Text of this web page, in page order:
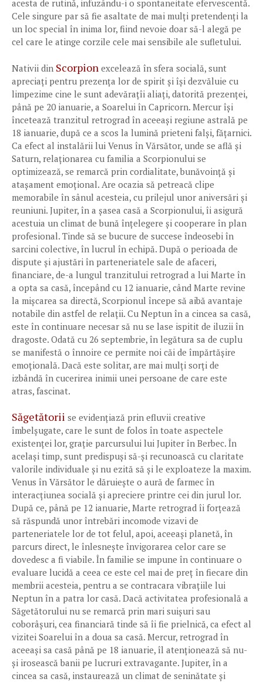
acesta de rutină, infuzându-i o spontaneitate efervescentă.
Cele singure par să fie asaltate de mai mulți pretendenți la
un loc special în inima lor, fiind nevoie doar să-l alegă pe
cel care le atinge corzile cele mai sensibile ale sufletului.
Nativii din Scorpion excelează în sfera socială, sunt
apreciați pentru prezența lor de spirit și își dezvăluie cu
limpezime cine le sunt adevărațîi aliați, datorită prezenței,
până pe 20 ianuarie, a Soarelui în Capricorn. Mercur își
încetează tranzitul retrograd în aceeași regiune astrală pe
18 ianuarie, după ce a scos la lumină prieteni falși, fățarnici.
Ca efect al instalării lui Venus în Vărsător, unde se află și
Saturn, relaționarea cu familia a Scorpionului se
optimizează, se remarcă prin cordialitate, bunăvoință și
atașament emoțional. Are ocazia să petreacă clipe
memorabile în sânul acesteia, cu prilejul unor aniversări și
reuniuni. Jupiter, în a șasea casă a Scorpionului, îi asigură
acestuia un climat de bună înțelegere și cooperare în plan
profesional. Tinde să se bucure de succese îndeosebi în
sarcini colective, în lucrul în echipă. După o perioada de
dispute și ajustări în parteneriatele sale de afaceri,
financiare, de-a lungul tranzitului retrograd a lui Marte în
a opta sa casă, începând cu 12 ianuarie, când Marte revine
la mișcarea sa directă, Scorpionul începe să aibă avantaje
notabile din astfel de relații. Cu Neptun în a cincea sa casă,
este în continuare necesar să nu se lase ispitit de iluzii în
dragoste. Odată cu 26 septembrie, în legătura sa de cuplu
se manifestă o înnoire ce permite noi căi de împărtășire
emoțională. Dacă este solitar, are mai mulți sorți de
izbândă în cucerirea inimii unei persoane de care este
atras, fascinat.
Săgetătorii se evidențiază prin efluvii creative
îmbelșugate, care le sunt de folos în toate aspectele
existenței lor, grație parcursului lui Jupiter în Berbec. În
același timp, sunt predispuși să-și recunoască cu claritate
valorile individuale și nu ezită să și le exploateze la maxim.
Venus în Vărsător le dăruiește o aură de farmec în
interacțiunea socială și apreciere printre cei din jurul lor.
După ce, până pe 12 ianuarie, Marte retrograd îi forțează
să răspundă unor întrebări incomode vizavi de
parteneriatele lor de tot felul, apoi, aceeași planetă, în
parcurs direct, le înlesnește învigorarea celor care se
dovedesc a fi viabile. În familie se impune în continuare o
evaluare lucidă a ceea ce este cel mai de preț în fiecare din
membrii acesteia, pentru a se contracara vibrațiile lui
Neptun în a patra lor casă. Dacă activitatea profesională a
Săgetătorului nu se remarcă prin mari suișuri sau
coborâșuri, cea financiară tinde să îi fie prielnică, ca efect al
vizitei Soarelui în a doua sa casă. Mercur, retrograd în
aceeași sa casă până pe 18 ianuarie, îl atenționează să nu-
și irosească banii pe lucruri extravagante. Jupiter, în a
cincea sa casă, instaurează un climat de seninătate și